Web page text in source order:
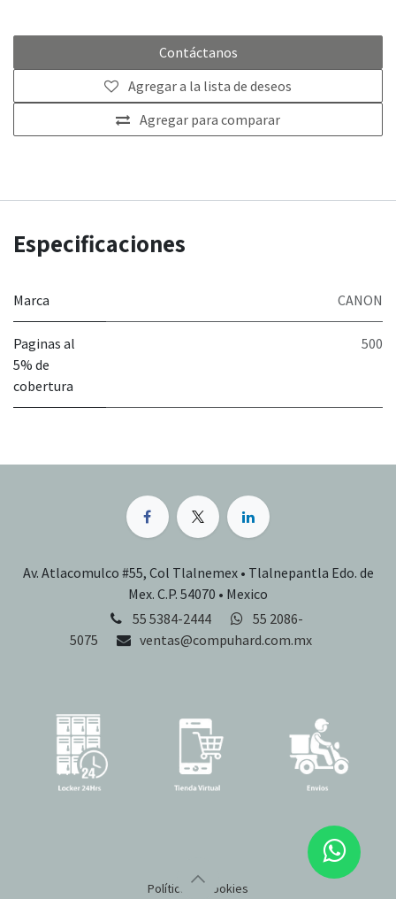
Contáctanos
Agregar para comparar
Agregar a la lista de deseos
Especificaciones
Marca CANON
Paginas al
5% de
cobertura
500
Av. Atlacomulco #55, Col Tlalnemex • Tlalnepantla Edo. de
Mex. C.P. 54070 • Mexico
55 5384-2444
55 2086-
5075
ventas@compuhard.com.mx
Política de cookies